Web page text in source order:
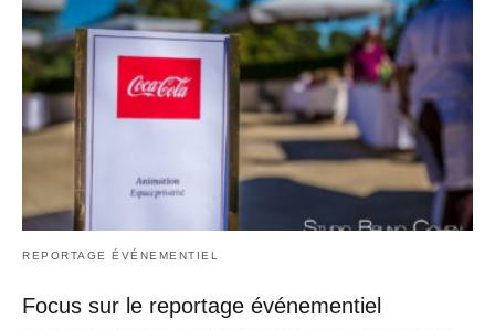
REPORTAGE ÉVÉNEMENTIEL
Focus sur le reportage événementiel